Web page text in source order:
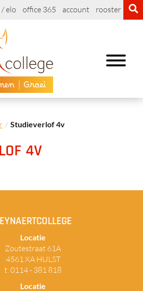
elo office 365 account rooster
Toggle
Studieverlof 4v
4V
Locatie
Zoutestraat 61A
4561 XA HULST
t. 0114 - 381 818
Locatie